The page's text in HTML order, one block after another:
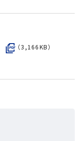
（3,166KB）